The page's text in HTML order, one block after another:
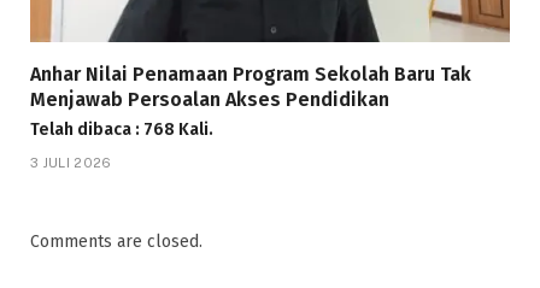
Anhar Nilai Penamaan Program Sekolah Baru Tak
Menjawab Persoalan Akses Pendidikan
Telah dibaca : 768 Kali.
3 JULI 2026
Comments are closed.